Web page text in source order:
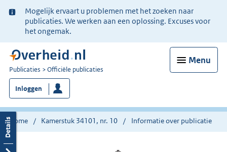
Ter
informatie:
Mogelijk ervaart u problemen met het zoeken naar
publicaties. We werken aan een oplossing. Excuses voor
het ongemak.
Menu
U
bent
nu
hier:
Publicaties Officiële publicaties
Inloggen
Home Kamerstuk 34101, nr. 10 Informatie over publicatie